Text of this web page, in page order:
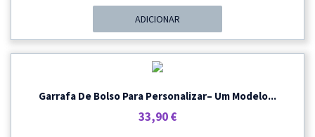
ADICIONAR
Garrafa De Bolso Para Personalizar– Um Modelo...
33,90€